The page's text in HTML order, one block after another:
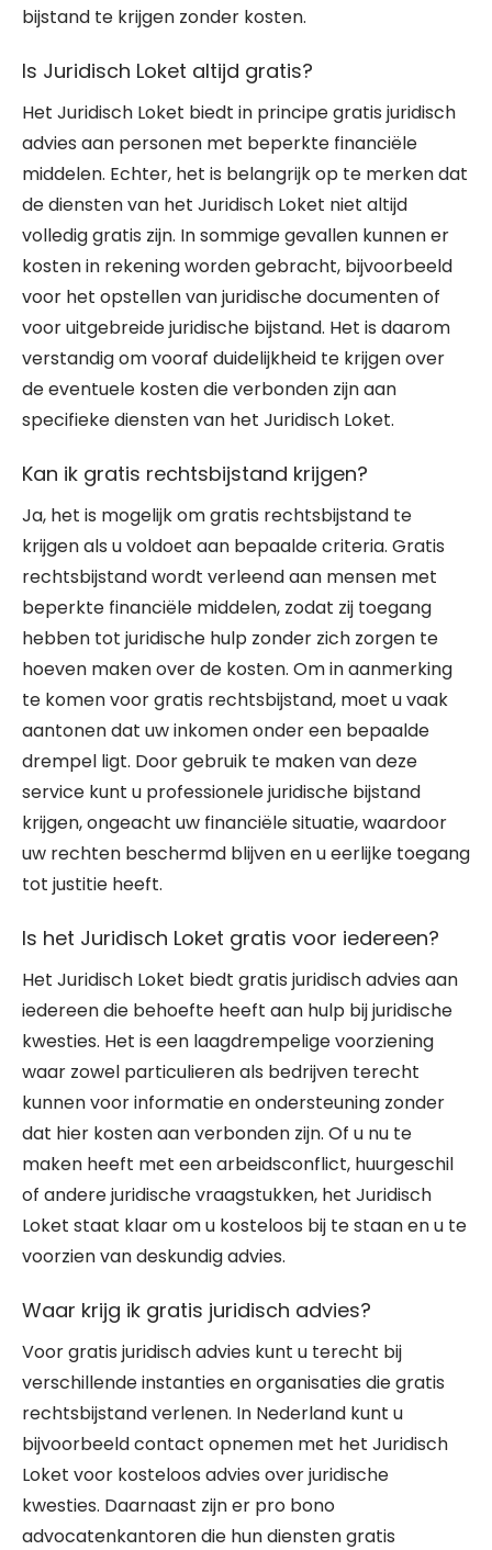
bijstand te krijgen zonder kosten.
Is Juridisch Loket altijd gratis?
Het Juridisch Loket biedt in principe gratis juridisch
advies aan personen met beperkte financiële
middelen. Echter, het is belangrijk op te merken dat
de diensten van het Juridisch Loket niet altijd
volledig gratis zijn. In sommige gevallen kunnen er
kosten in rekening worden gebracht, bijvoorbeeld
voor het opstellen van juridische documenten of
voor uitgebreide juridische bijstand. Het is daarom
verstandig om vooraf duidelijkheid te krijgen over
de eventuele kosten die verbonden zijn aan
specifieke diensten van het Juridisch Loket.
Kan ik gratis rechtsbijstand krijgen?
Ja, het is mogelijk om gratis rechtsbijstand te
krijgen als u voldoet aan bepaalde criteria. Gratis
rechtsbijstand wordt verleend aan mensen met
beperkte financiële middelen, zodat zij toegang
hebben tot juridische hulp zonder zich zorgen te
hoeven maken over de kosten. Om in aanmerking
te komen voor gratis rechtsbijstand, moet u vaak
aantonen dat uw inkomen onder een bepaalde
drempel ligt. Door gebruik te maken van deze
service kunt u professionele juridische bijstand
krijgen, ongeacht uw financiële situatie, waardoor
uw rechten beschermd blijven en u eerlijke toegang
tot justitie heeft.
Is het Juridisch Loket gratis voor iedereen?
Het Juridisch Loket biedt gratis juridisch advies aan
iedereen die behoefte heeft aan hulp bij juridische
kwesties. Het is een laagdrempelige voorziening
waar zowel particulieren als bedrijven terecht
kunnen voor informatie en ondersteuning zonder
dat hier kosten aan verbonden zijn. Of u nu te
maken heeft met een arbeidsconflict, huurgeschil
of andere juridische vraagstukken, het Juridisch
Loket staat klaar om u kosteloos bij te staan en u te
voorzien van deskundig advies.
Waar krijg ik gratis juridisch advies?
Voor gratis juridisch advies kunt u terecht bij
verschillende instanties en organisaties die gratis
rechtsbijstand verlenen. In Nederland kunt u
bijvoorbeeld contact opnemen met het Juridisch
Loket voor kosteloos advies over juridische
kwesties. Daarnaast zijn er pro bono
advocatenkantoren die hun diensten gratis